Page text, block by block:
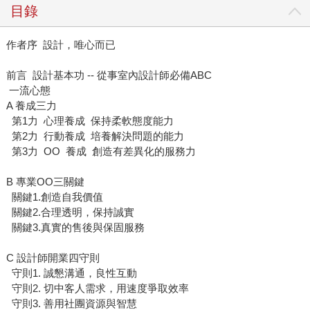
目錄
作者序 設計，唯心而已
前言 設計基本功 -- 從事室內設計師必備ABC
一流心態
A 養成三力
第1力 心理養成 保持柔軟態度能力
第2力 行動養成 培養解決問題的能力
第3力 OO 養成 創造有差異化的服務力
B 專業OO三關鍵
關鍵1.創造自我價值
關鍵2.合理透明，保持誠實
關鍵3.真實的售後與保固服務
C 設計師開業四守則
守則1. 誠懇溝通，良性互動
守則2. 切中客人需求，用速度爭取效率
守則3. 善用社團資源與智慧